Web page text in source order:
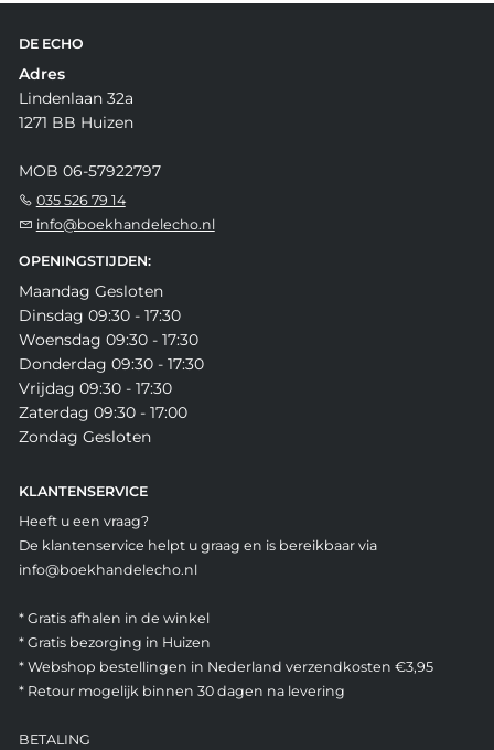
DE ECHO
Adres
Lindenlaan 32a
1271 BB Huizen
MOB 06-57922797
035 526 79 14
info@boekhandelecho.nl
OPENINGSTIJDEN:
Maandag Gesloten
Dinsdag 09:30 - 17:30
Woensdag 09:30 - 17:30
Donderdag 09:30 - 17:30
Vrijdag 09:30 - 17:30
Zaterdag 09:30 - 17:00
Zondag Gesloten
KLANTENSERVICE
Heeft u een vraag?
De klantenservice helpt u graag en is bereikbaar via
info@boekhandelecho.nl
* Gratis afhalen in de winkel
* Gratis bezorging in Huizen
* Webshop bestellingen in Nederland verzendkosten €3,95
* Retour mogelijk binnen 30 dagen na levering
BETALING